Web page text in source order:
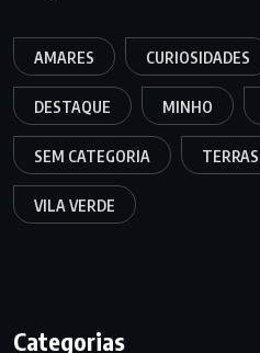
AMARES CURIOSIDADES
DESTAQUE MINHO
SEM CATEGORIA
VILA VERDE
Categorias